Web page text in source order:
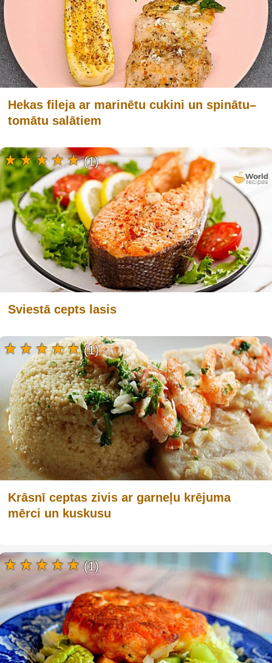
Hekas fileja ar marinētu cukini un spinātu–
tomātu salātiem
Sviestā cepts lasis
(1)
Krāsnī ceptas zivis ar garneļu krējuma
mērci un kuskusu
(1)
(1)